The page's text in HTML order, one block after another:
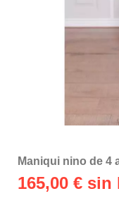
Maniqui nino de 4
165,00 € sin